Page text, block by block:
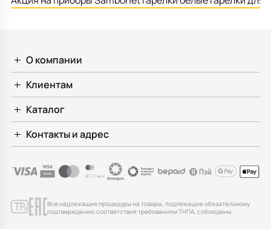
О компании
Клиентам
Каталог
Контакты и адрес
Все надлежащие процедуры на товары, подлежащие обязательному
подтверждению соответствия требованиям ТНПА, соблюдены